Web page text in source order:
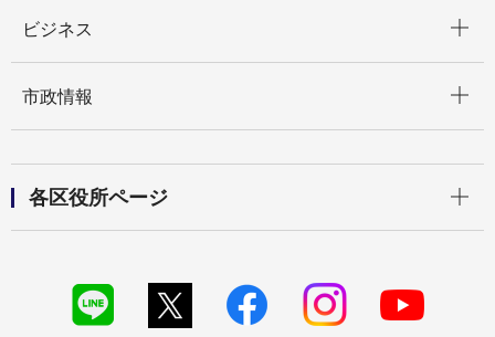
ビジネス
市政情報
各区役所ページ